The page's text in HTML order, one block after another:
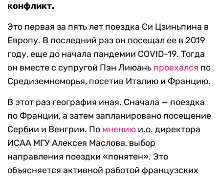
конфликт.
Это первая за пять лет поездка Си Цзиньпина в
Европу. В последний раз он посещал ее в 2019
году, еще до начала пандемии COVID-19. Тогда
он вместе с супругой Пэн Лиюань проехался по
Средиземноморья, посетив Италию и Францию.
В этот раз география иная. Сначала — поездка
по Франции, а затем запланировано посещение
Сербии и Венгрии. По мнению и.о. директора
ИСАА МГУ Алексея Маслова, выбор
направления поездки «понятен». Это
объясняется активной работой французских